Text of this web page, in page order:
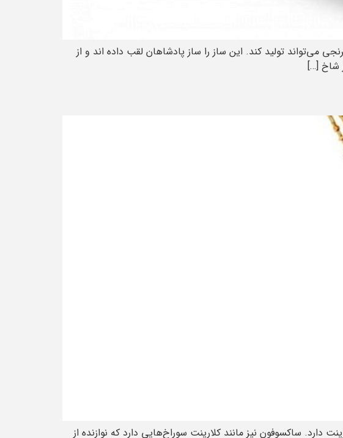
می‌تواند تولید کند. این ساز را ساز پادشاهان لقب داده اند و از
شاخ […]
ساکسوفون نیز مانند کلارینت سوراخ‌هایی دارد که نوازنده از